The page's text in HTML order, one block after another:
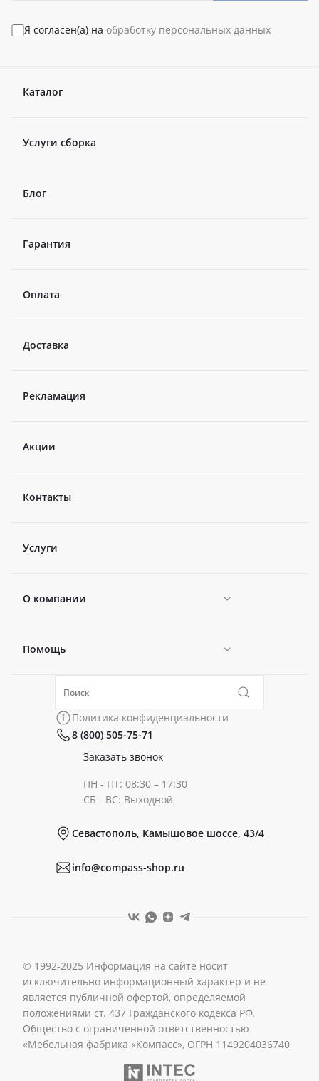
Я согласен(а) на обработку персональных данных
Каталог
Услуги сборка
Блог
Гарантия
Оплата
Доставка
Рекламация
Акции
Контакты
Услуги
О компании
Новости
Политика конфиденциальности
Помощь
Коллекции
Политика конфиденциальности
8 (800) 505-75-71
Заказать звонок
ПН - ПТ: 08:30 – 17:30
СБ - ВС: Выходной
Севастополь, Камышовое шоссе, 43/4
info@compass-shop.ru
© 1992-2025 Информация на сайте носит
исключительно информационный характер и не
является публичной офертой, определяемой
положениями ст. 437 Гражданского кодекса РФ.
Общество с ограниченной ответственностью
«Мебельная фабрика «Компасс», ОГРН 1149204036740